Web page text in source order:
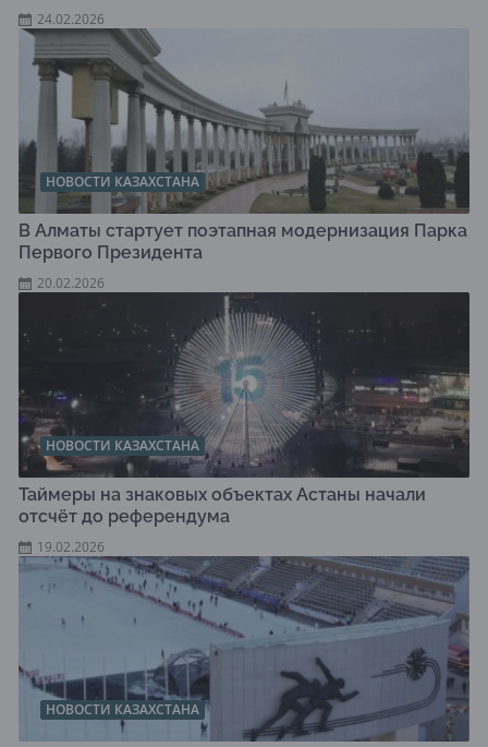
24.02.2026
НОВОСТИ КАЗАХСТАНА
В Алматы стартует поэтапная модернизация Парка
Первого Президента
20.02.2026
НОВОСТИ КАЗАХСТАНА
Таймеры на знаковых объектах Астаны начали
отсчёт до референдума
19.02.2026
НОВОСТИ КАЗАХСТАНА